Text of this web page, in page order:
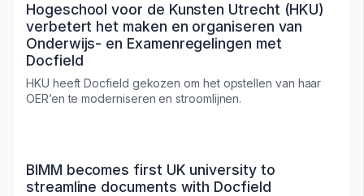
Hogeschool voor de Kunsten Utrecht (HKU)
verbetert het maken en organiseren van
Onderwijs- en Examenregelingen met
Docfield
HKU heeft Docfield gekozen om het opstellen van haar
OER’en te moderniseren en stroomlijnen.
BIMM becomes first UK university to
streamline documents with Docfield